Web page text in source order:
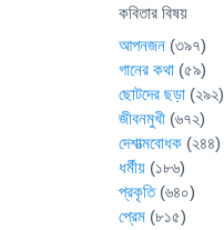
কবিতার বিষয়
আপনজন (৩৯৭)
গানের কথা (৫৯)
ছোটদের ছড়া (২৯২)
জীবনমুখী (৬৭২)
দেশাত্মবোধক (২৪৪)
ধর্মীয় (১৮৬)
প্রকৃতি(৬৪০)
প্রেম (৮১৫)